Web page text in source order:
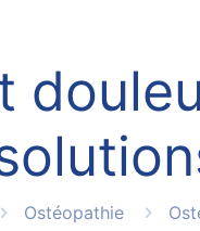
Ostéopathie